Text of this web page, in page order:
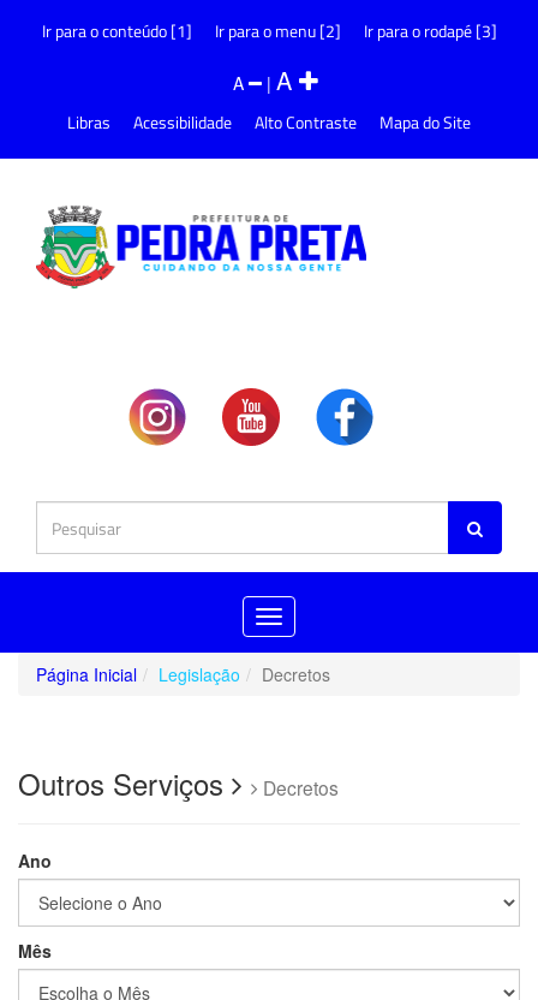
Ir para o conteúdo [1] Ir para o menu [2] Ir para o rodapé [3]
A |A
Libras Acessibilidade Alto Contraste Mapa do Site
Toggle
navigation
Página Inicial
Legislação Decretos
Outros Serviços Decretos
Ano
Mês